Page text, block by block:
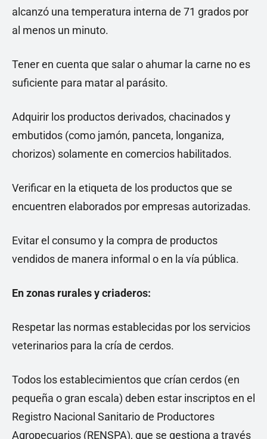
alcanzó una temperatura interna de 71 grados por
al menos un minuto.
Tener en cuenta que salar o ahumar la carne no es
suficiente para matar al parásito.
Adquirir los productos derivados, chacinados y
embutidos (como jamón, panceta, longaniza,
chorizos) solamente en comercios habilitados.
Verificar en la etiqueta de los productos que se
encuentren elaborados por empresas autorizadas.
Evitar el consumo y la compra de productos
vendidos de manera informal o en la vía pública.
En zonas rurales y criaderos:
Respetar las normas establecidas por los servicios
veterinarios para la cría de cerdos.
Todos los establecimientos que crían cerdos (en
pequeña o gran escala) deben estar inscriptos en el
Registro Nacional Sanitario de Productores
Agropecuarios (RENSPA), que se gestiona a través